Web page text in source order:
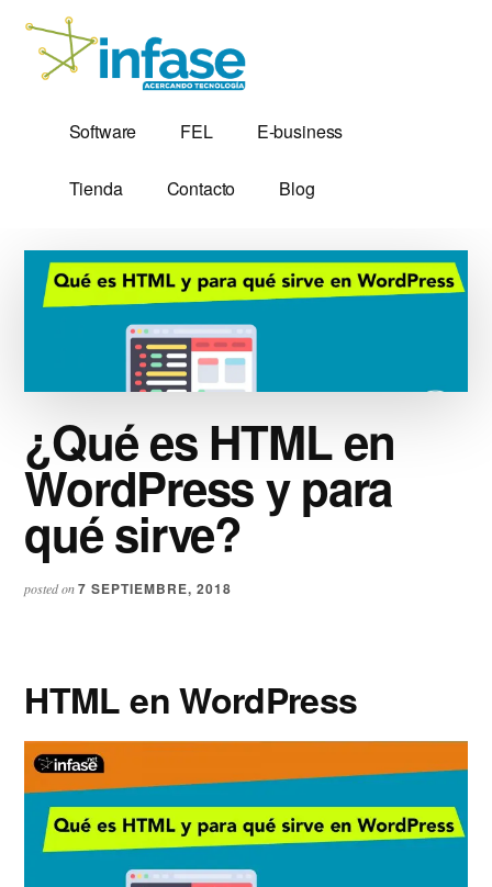
contenido
Additional
menu
Soluciones
Tecnológicas
desde
1,999
Electrónica
VPS
Software FEL E-business
Tienda Contacto Blog
¿Qué es HTML en
WordPress y para
qué sirve?
posted on7 SEPTIEMBRE, 2018
HTML en WordPress